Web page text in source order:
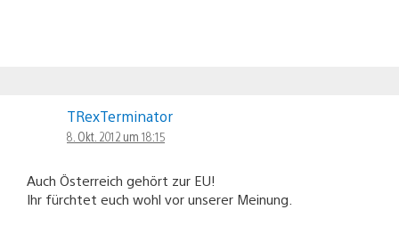
TRexTerminator
8. Okt. 2012 um 18:15
Auch Österreich gehört zur EU!
Ihr fürchtet euch wohl vor unserer Meinung.